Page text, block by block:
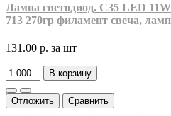
Лампа светодиод. С35 LED
713 270гр филамент свеча,
131.00 р. за шт
В корзину
Отложить Сравнить